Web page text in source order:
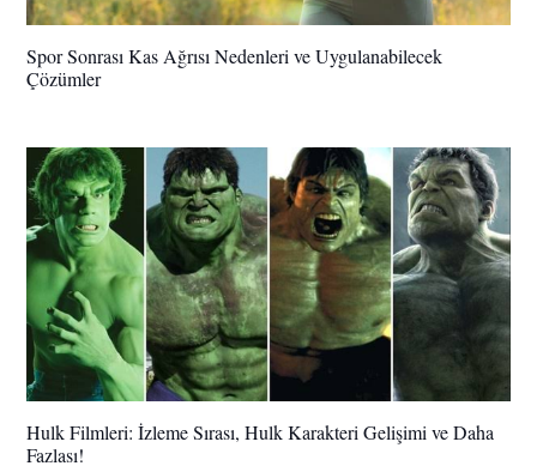
Spor Sonrası Kas Ağrısı Nedenleri ve Uygulanabilecek
Çözümler
Hulk Filmleri: İzleme Sırası, Hulk Karakteri Gelişimi ve Daha
Fazlası!